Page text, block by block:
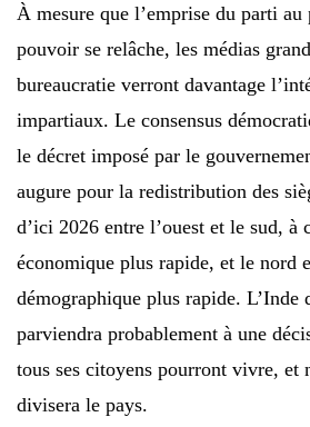
À mesure que l’emprise du parti
pouvoir se relâche, les médias
bureaucratie verront davantage
impartiaux. Le consensus
le décret imposé par le
augure pour la redistribution des
d’ici 2026 entre l’ouest et le sud, à
économique plus rapide, et le nord
démographique plus rapide. L’Inde
parviendra probablement à une
tous ses citoyens pourront vivre, et
divisera le pays.